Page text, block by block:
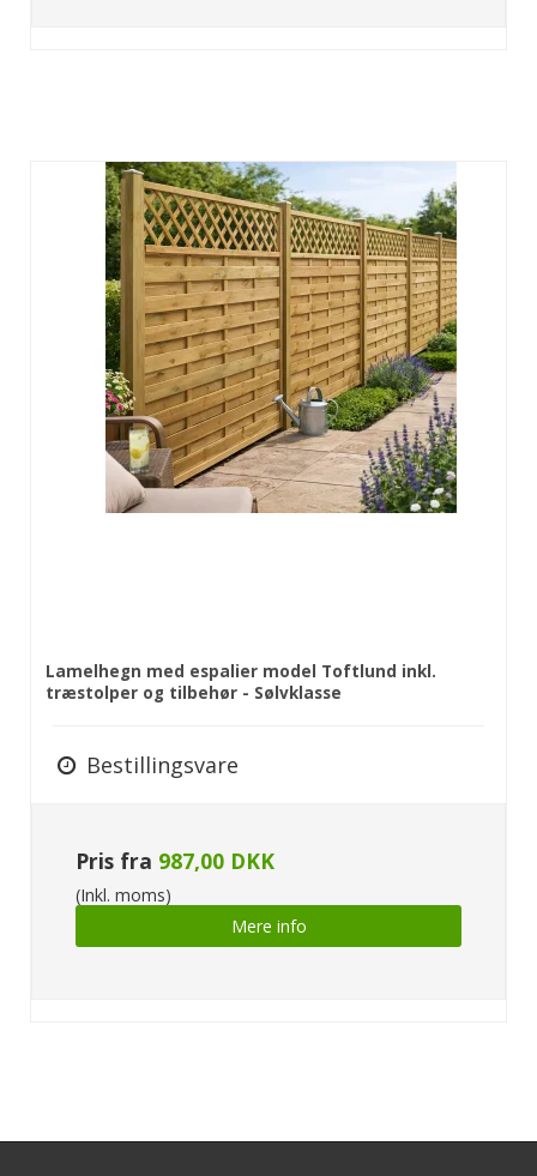
Lamelhegn med espalier model Toftlund inkl.
træstolper og tilbehør - Sølvklasse
Bestillingsvare
Pris fra 987,00 DKK
(Inkl. moms)
Mere info